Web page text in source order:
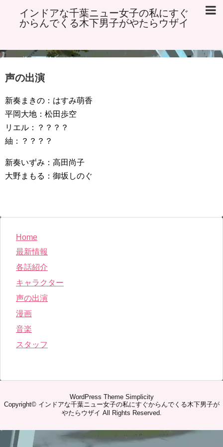
インドアな千葉ニュー女子の私にすぐ
からんでくる木下男子がやたらウザイ
声の出演
新奏まきの：はすみ萌香
平岡大地：松田歩空
リエル：？？？？
紬：？？？？
新奏いずみ：高田尚子
大野まもる：御坂しのぐ
Home
最新情報
各話紹介
キャラクター
声の出演
漫画
音楽
スタッフ
WordPress Theme Simplicity
Copyright© インドアな千葉ニュー女子の私にすぐからんでくる木下男子が
やたらウザイ All Rights Reserved.